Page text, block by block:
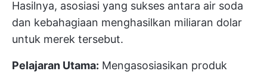
Hasilnya, asosiasi yang sukses antara air soda
dan kebahagiaan menghasilkan miliaran dolar
untuk merek tersebut.
Pelajaran Utama: Mengasosiasikan produk